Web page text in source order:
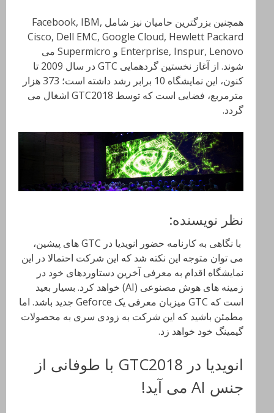
همچنین بزرگترین حامیان نیز شامل Facebook, IBM,
Cisco, Dell EMC, Google Cloud, Hewlett Packard
Enterprise, Inspur, Lenovo و Supermicro می
شوند. از آغاز نخستین گردهمایی GTC در سال 2009 تا
کنون، این نمایشگاه 10 برابر رشد داشته است؛ 373 هزار
مترمربع، فضایی است که توسط GTC2018 اشغال می
گردد.
نظر نویسنده:
با نگاهی به کارنامه حضور انویدیا در GTC های پیشین،
می توان متوجه این نکته شد که این شرکت احتمالا در این
نمایشگاه اقدام به معرفی آخرین دستاوردهای خود در
زمینه های هوش مصنوعی (AI) خواهد کرد. بسیار بعید
است که GTC میزبان معرفی یک Geforce جدید باشد. اما
مطمئن باشید که این شرکت به زودی سری به محصولات
گیمینگ خود خواهد زد.
انویدیا در GTC2018 با طوفانی از
جنس AI می آید!